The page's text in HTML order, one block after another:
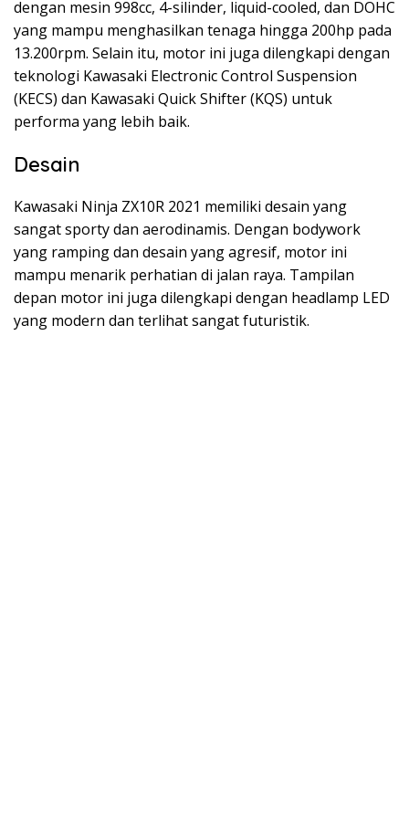
dengan mesin 998cc, 4-silinder, liquid-cooled, dan DOHC
yang mampu menghasilkan tenaga hingga 200hp pada
13.200rpm. Selain itu, motor ini juga dilengkapi dengan
teknologi Kawasaki Electronic Control Suspension
(KECS) dan Kawasaki Quick Shifter (KQS) untuk
performa yang lebih baik.
Desain
Kawasaki Ninja ZX10R 2021 memiliki desain yang
sangat sporty dan aerodinamis. Dengan bodywork
yang ramping dan desain yang agresif, motor ini
mampu menarik perhatian di jalan raya. Tampilan
depan motor ini juga dilengkapi dengan headlamp LED
yang modern dan terlihat sangat futuristik.